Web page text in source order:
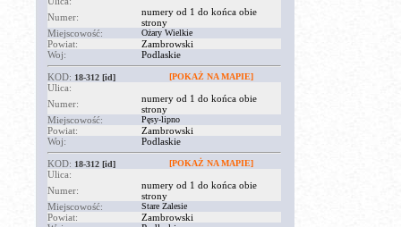
Numer:
numery od 1 do końca obie
strony
Miejscowość:
Ożary Wielkie
Powiat:
Zambrowski
Woj:
Podlaskie
KOD: 18-312 [id] [POKAŻ NA MAPIE]
Ulica:
Numer:
numery od 1 do końca obie
strony
Miejscowość:
Pęsy-lipno
Powiat:
Zambrowski
Woj:
Podlaskie
KOD: 18-312 [id] [POKAŻ NA MAPIE]
Ulica:
Numer:
numery od 1 do końca obie
strony
Miejscowość:
Stare Zalesie
Powiat:
Zambrowski